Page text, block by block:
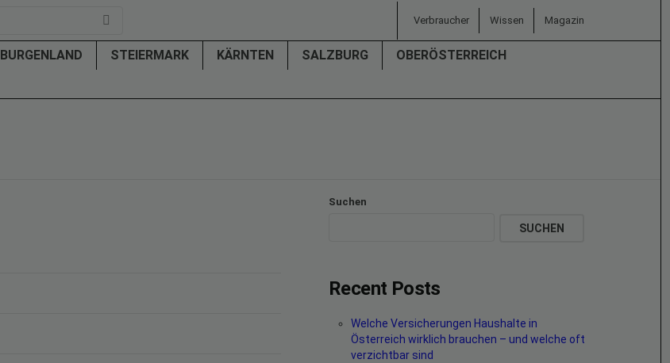
Verbraucher Wissen Magazin
BURGENLAND STEIERMARK KÄRNTEN SALZBURG
OBERÖSTERREICH
Suchen
SUCHEN
Recent Posts
Welche Versicherungen Haushalte in
Österreich wirklich brauchen – und welche oft
verzichtbar sind